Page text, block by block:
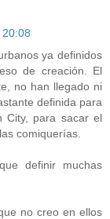
ya definidos
de creación. El
no han llegado ni
definida para
City, para sacar el
comiquerías.
definir muchas
no creo en ellos